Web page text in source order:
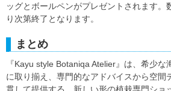
ッグとボールペンがプレゼントされます。
り次第終了となります。
まとめ
『Kayu style Botaniqa Atelier』は、希少
に取り揃え、専門的なアドバイスから空間
貫して提供する、新しい形の植栽専門ショ